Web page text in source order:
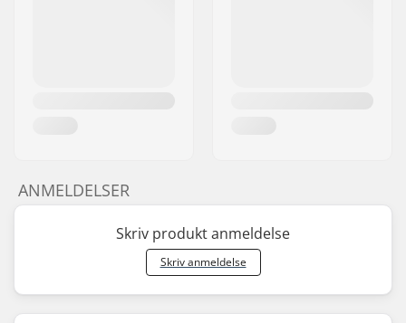
ANMELDELSER
Skriv produkt anmeldelse
Skriv anmeldelse